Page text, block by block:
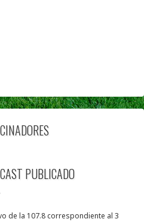
PUBLICADO
de la 107.8 correspondiente al 3